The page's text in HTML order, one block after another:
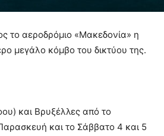
το αεροδρόμιο «Μακεδονία» η
μεγάλο κόμβο του δικτύου της.
και Βρυξέλλες από το
και το Σάββατο 4 και 5